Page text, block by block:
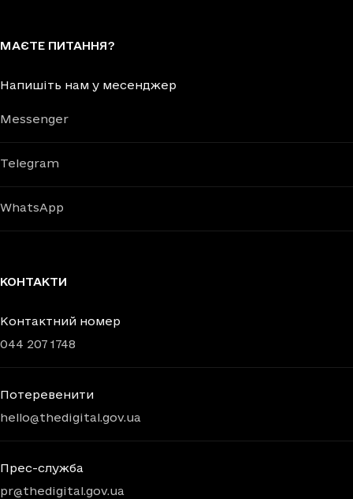
МАЄТЕ ПИТАННЯ?
Напишіть нам у месенджер
Messenger
Telegram
WhatsApp
КОНТАКТИ
Контактний номер
044 207 1748
Потеревенити
hello@thedigital.gov.ua
Прес-служба
pr@thedigital.gov.ua